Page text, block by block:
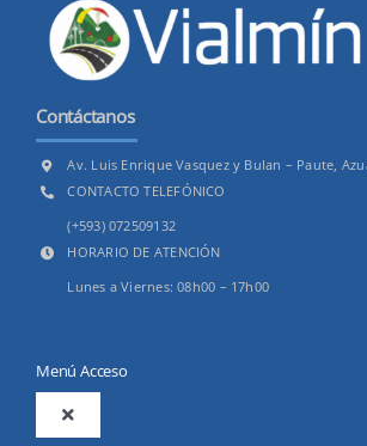
Contáctanos
Av. Luis Enrique Vasquez y Bulan – Paute,
CONTACTO TELEFÓNICO
(+593) 072509132
HORARIO DE ATENCIÓN
Lunes a Viernes: 08h00 – 17h00
Menú Acceso
Toggle